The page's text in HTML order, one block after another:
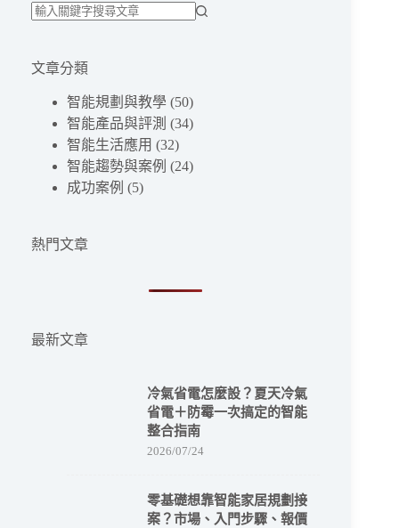
到
文章分類
智能規劃與教學 (50)
智能產品與評測 (34)
智能生活應用 (32)
智能趨勢與案例 (24)
成功案例 (5)
熱門文章
最新文章
冷氣省電怎麼設？夏天冷氣
省電＋防霉一次搞定的智能
整合指南
2026/07/24
零基礎想靠智能家居規劃接
案？市場、入門步驟、報價